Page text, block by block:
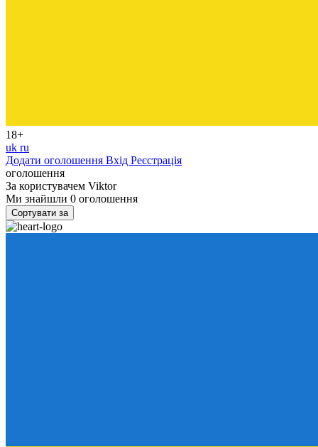
18+
uk ru
Додати оголошення Вхід Реєстрація
оголошення
За користувачем Viktor
Ми знайшли 0 оголошення
Сортувати за